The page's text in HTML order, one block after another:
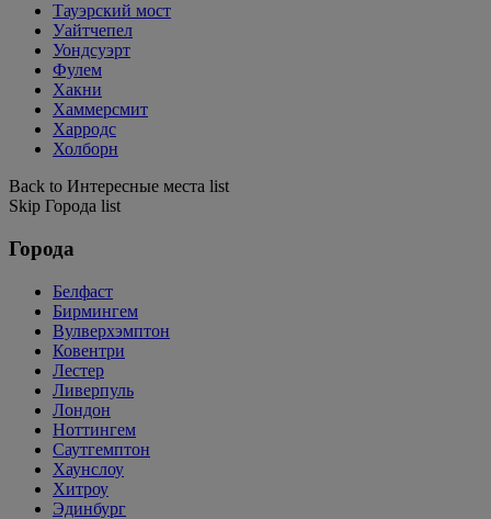
Тауэрский мост
Уайтчепел
Уондсуэрт
Фулем
Хакни
Хаммерсмит
Харродс
Холборн
Back to Интересные места list
Skip Города list
Города
Белфаст
Бирмингем
Вулверхэмптон
Ковентри
Лестер
Ливерпуль
Лондон
Ноттингем
Саутгемптон
Хаунслоу
Хитроу
Эдинбург